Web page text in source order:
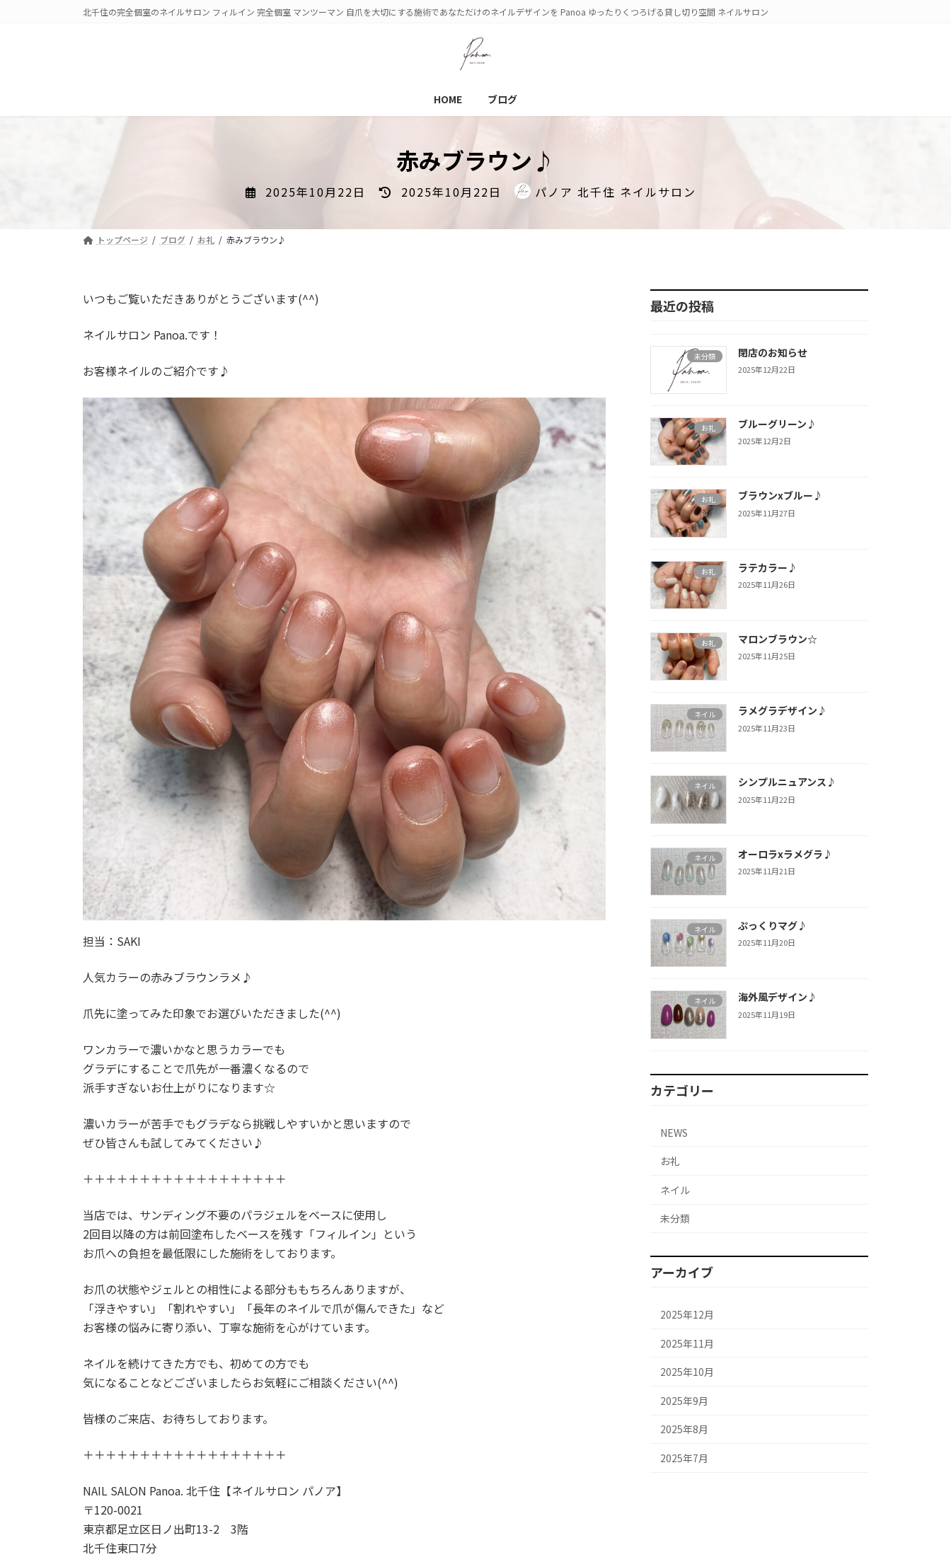
北千住の完全個室のネイルサロン フィルイン 完全個室 マンツーマン 自爪を大切にする施術であなただけのネイルデザインを Panoa ゆったりくつろげる貸し切り空間 ネイルサロン
HOME ブログ
赤みブラウン♪
2025年10月22日
最
2025年10月22日 パノア 北千住 ネイルサロン
トップページ ブログ お礼 赤みブラウン♪
いつもご覧いただきありがとうございます(^^)
ネイルサロン Panoa.です！
お客様ネイルのご紹介です♪
担当：SAKI
人気カラーの赤みブラウンラメ♪
爪先に塗ってみた印象でお選びいただきました(^^)
ワンカラーで濃いかなと思うカラーでも
グラデにすることで爪先が一番濃くなるので
派手すぎないお仕上がりになります☆
濃いカラーが苦手でもグラデなら挑戦しやすいかと思いますので
ぜひ皆さんも試してみてください♪
＋＋＋＋＋＋＋＋＋＋＋＋＋＋＋＋＋＋
当店では、サンディング不要のパラジェルをベースに使用し
2回目以降の方は前回塗布したベースを残す「フィルイン」という
お爪への負担を最低限にした施術をしております。
お爪の状態やジェルとの相性による部分ももちろんありますが、
「浮きやすい」「割れやすい」「長年のネイルで爪が傷んできた」など
お客様の悩みに寄り添い、丁寧な施術を心がけています。
ネイルを続けてきた方でも、初めての方でも
気になることなどございましたらお気軽にご相談ください(^^)
皆様のご来店、お待ちしております。
＋＋＋＋＋＋＋＋＋＋＋＋＋＋＋＋＋＋
NAIL SALON Panoa. 北千住【ネイルサロン パノア】
〒120-0021
東京都足立区日ノ出町13-2 3階
北千住東口7分
最近の投稿
未分類 閉店のお知らせ
2025年12月22日
お礼 ブルーグリーン♪
2025年12月2日
お礼 ブラウンxブルー♪
2025年11月27日
お礼 ラテカラー♪
2025年11月26日
お礼 マロンブラウン☆
2025年11月25日
ネイル ラメグラデザイン♪
2025年11月23日
ネイル シンプルニュアンス♪
2025年11月22日
ネイル オーロラxラメグラ♪
2025年11月21日
ネイル ぷっくりマグ♪
2025年11月20日
ネイル 海外風デザイン♪
2025年11月19日
カテゴリー
NEWS
お礼
ネイル
未分類
アーカイブ
2025年12月
2025年11月
2025年10月
2025年9月
2025年8月
2025年7月